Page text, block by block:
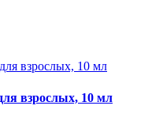
взрослых, 10 мл